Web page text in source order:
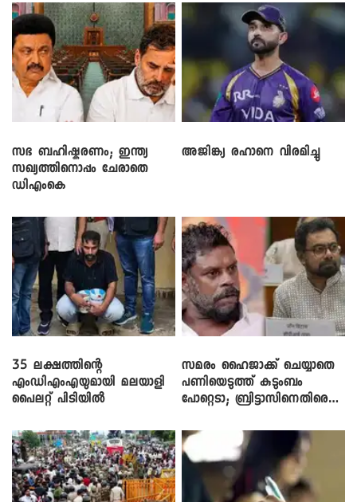
സഭ ബഹിഷ്കരണം; ഇന്ത്യ
സഖ്യത്തിനൊപ്പം ചേരാതെ
ഡിഎംകെ
അജിങ്ക്യ രഹാനെ വിരമിച്ചു
35 ലക്ഷത്തിന്റെ
എംഡിഎംഎയുമായി മലയാളി
പൈലറ്റ് പിടിയിൽ
സമരം ഹൈജാക്ക് ചെയ്യാതെ
പണിയെടുത്ത് കുടുംബം
പോറ്റെടാ; ബ്രിട്ടാസിനെതിരെ